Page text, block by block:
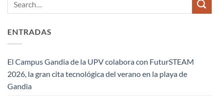
ENTRADAS
El Campus Gandia de la UPV colabora con FuturSTEAM
2026, la gran cita tecnológica del verano en la playa de
Gandia